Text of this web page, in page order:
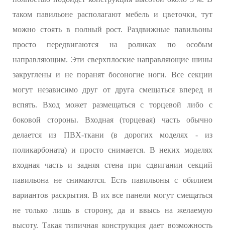
таком павильоне располагают мебель и цветочки, тут
можно стоять в полный рост. Раздвижные павильоны
просто передвигаются на роликах по особым
направляющим. Эти сверхплоские направляющие шины
закруглены и не поранят босоногие ноги. Все секции
могут независимо друг от друга смещаться вперед и
вспять. Вход может размещаться с торцевой либо с
боковой стороны. Входная (торцевая) часть обычно
делается из ПВХ-ткани (в дорогих моделях - из
поликарбоната) и просто снимается. В неких моделях
входная часть и задняя стена при сдвигании секций
павильона не снимаются. Есть павильоны с обилием
вариантов раскрытия. В их все панели могут смещаться
не только лишь в сторону, да и ввысь на желаемую
высоту. Такая типичная конструкция дает возможность